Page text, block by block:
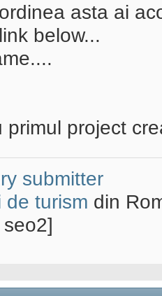
asta ai
below...
primul project
submitter
de turism din